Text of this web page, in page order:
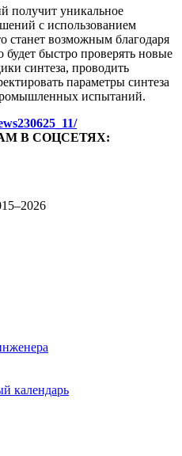
получит уникальное
с использованием
станет возможным благодаря
быстро проверять новые
синтеза, проводить
параметры синтеза
испытаний.
В СОЦСЕТЯХ:
календарь